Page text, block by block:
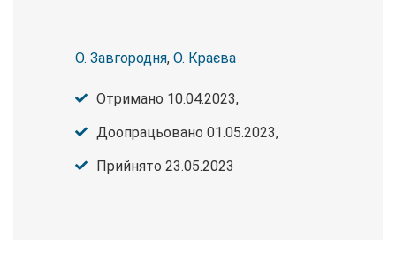
О. Завгородня, О. Краєва
Отримано 10.04.2023,
Доопрацьовано 01.05.2023,
Прийнято 23.05.2023